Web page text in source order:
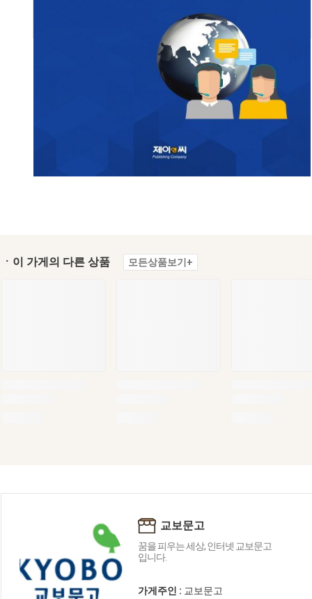
ㆍ이 가게의 다른 상품 모든상품보기+
교보문고
꿈을 피우는 세상, 인터넷 교보문고
입니다.
가게주인 : 교보문고